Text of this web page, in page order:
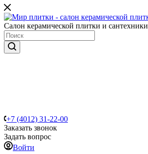
Салон керамической плитки и сантехники
+7 (4012) 31-22-00
Заказать звонок
Задать вопрос
Войти